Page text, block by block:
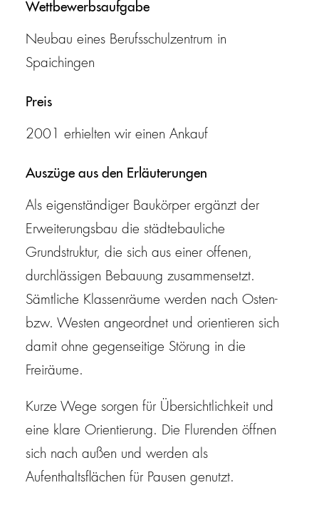
Wettbewerbsaufgabe
Neubau eines Berufsschulzentrum in
Spaichingen
Preis
2001 erhielten wir einen Ankauf
Auszüge aus den Erläuterungen
Als eigenständiger Baukörper ergänzt der
Erweiterungsbau die städtebauliche
Grundstruktur, die sich aus einer offenen,
durchlässigen Bebauung zusammensetzt.
Sämtliche Klassenräume werden nach Osten-
bzw. Westen angeordnet und orientieren sich
damit ohne gegenseitige Störung in die
Freiräume.
Kurze Wege sorgen für Übersichtlichkeit und
eine klare Orientierung. Die Flurenden öffnen
sich nach außen und werden als
Aufenthaltsflächen für Pausen genutzt.